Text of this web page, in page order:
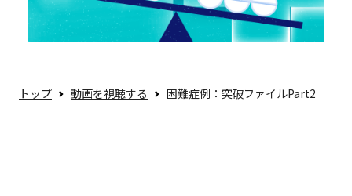
トップ 動画を視聴する 困難症例：突破ファイルPart2